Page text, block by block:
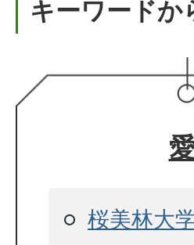
キーワードか
桜美林大